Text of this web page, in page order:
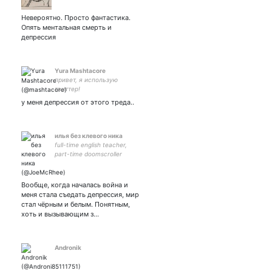
Невероятно. Просто фантастика.
Опять ментальная смерть и
депрессия
Yura Mashtacore
привет, я использую
твиттер!
у меня депрессия от этого треда..
илья без клевого ника
full-time english teacher,
part-time doomscroller
Вообще, когда началась война и
меня стала съедать депрессия, мир
стал чёрным и белым. Понятным,
хоть и вызывающим з…
Andronik